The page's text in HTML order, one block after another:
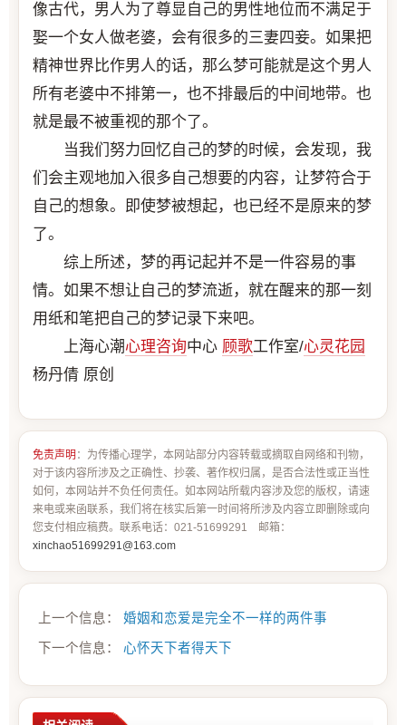
像古代，男人为了尊显自己的男性地位而不满足于
娶一个女人做老婆，会有很多的三妻四妾。如果把
精神世界比作男人的话，那么梦可能就是这个男人
所有老婆中不排第一，也不排最后的中间地带。也
就是最不被重视的那个了。
当我们努力回忆自己的梦的时候，会发现，我
们会主观地加入很多自己想要的内容，让梦符合于
自己的想象。即使梦被想起，也已经不是原来的梦
了。
综上所述，梦的再记起并不是一件容易的事
情。如果不想让自己的梦流逝，就在醒来的那一刻
用纸和笔把自己的梦记录下来吧。
上海心潮心理咨询中心 顾歌工作室/心灵花园
杨丹倩 原创
免责声明 ：为传播心理学，本网站部分内容转载或摘取自网络和刊物，
对于该内容所涉及之正确性、抄袭、著作权归属，是否合法性或正当性
如何，本网站并不负任何责任。如本网站所载内容涉及您的版权，请速
来电或来函联系，我们将在核实后第一时间将所涉及内容立即删除或向
您支付相应稿费。联系电话：021-51699291 邮箱：
xinchao51699291@163.com
上一个信息： 婚姻和恋爱是完全不一样的两件事
下一个信息： 心怀天下者得天下